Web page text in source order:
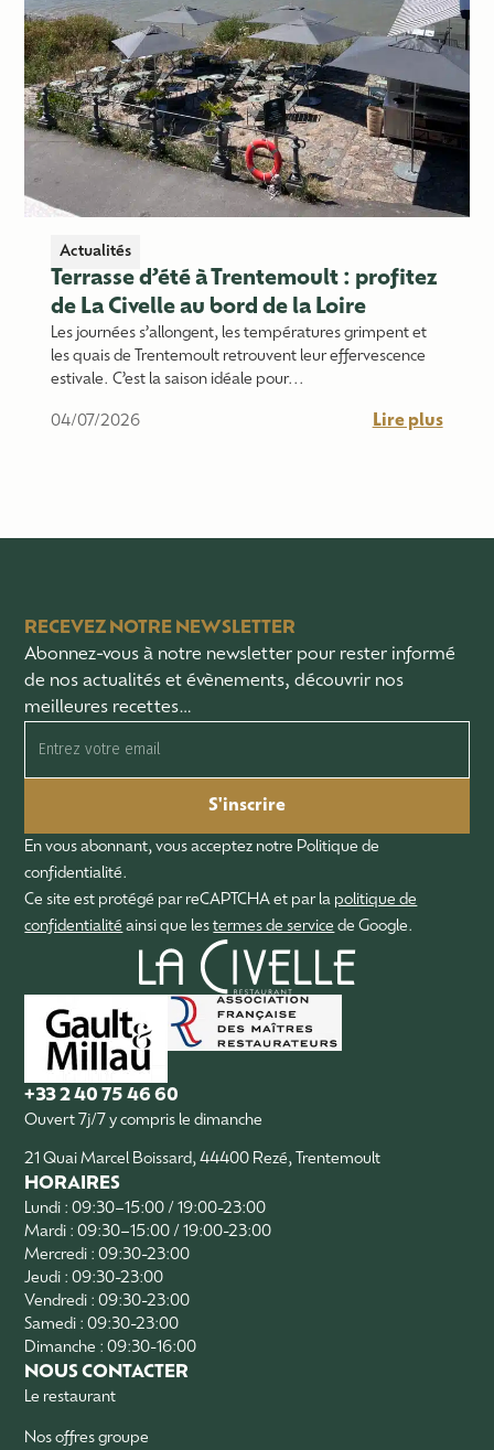
Actualités
Terrasse d’été à Trentemoult : profitez
de La Civelle au bord de la Loire
Les journées s’allongent, les températures grimpent et
les quais de Trentemoult retrouvent leur effervescence
estivale. C’est la saison idéale pour...
04/07/2026 Lire plus
RECEVEZ NOTRE NEWSLETTER
Abonnez-vous à notre newsletter pour rester informé
de nos actualités et évènements, découvrir nos
meilleures recettes…
S'inscrire
En vous abonnant, vous acceptez notre Politique de
confidentialité.
Ce site est protégé par reCAPTCHA et par la politique de
confidentialité ainsi que lestermes de service de Google.
+33 2 40 75 46 60
Ouvert 7j/7 y compris le dimanche
21 Quai Marcel Boissard, 44400 Rezé, Trentemoult
HORAIRES
Lundi : 09:30–15:00 / 19:00-23:00
Mardi : 09:30–15:00 / 19:00-23:00
Mercredi : 09:30-23:00
Jeudi : 09:30-23:00
Vendredi : 09:30-23:00
Samedi : 09:30-23:00
Dimanche : 09:30-16:00
NOUS CONTACTER
Le restaurant
Nos offres groupe